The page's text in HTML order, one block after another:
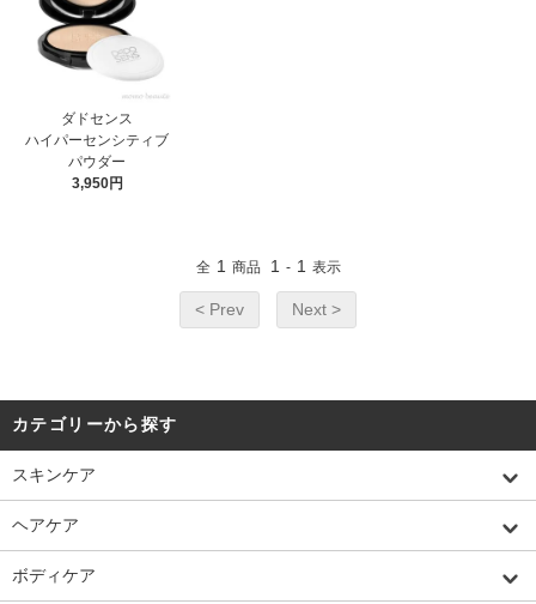
ダドセンス
ハイパーセンシティブ
パウダー
3,950円
全 1 商品 1 - 1 表示
< Prev Next >
カテゴリーから探す
スキンケア
ヘアケア
ボディケア